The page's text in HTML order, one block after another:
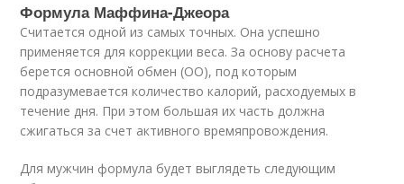
Формула Маффина-Джеора
Считается одной из самых точных. Она успешно
применяется для коррекции веса. За основу расчета
берется основной обмен (ОО), под которым
подразумевается количество калорий, расходуемых в
течение дня. При этом большая их часть должна
сжигаться за счет активного времяпровождения.
Для мужчин формула будет выглядеть следующим